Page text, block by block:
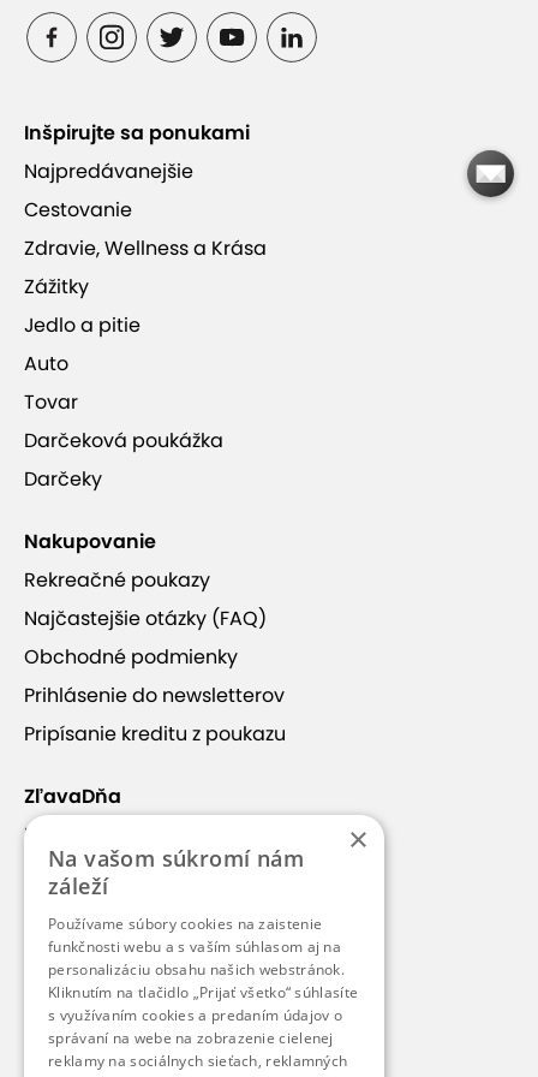
Dve hodiny nerušeného oddychu a relaxu
FLOAT terapia resetuje a harmonizuje vaše telo
ZEN SPA (Hotel Tatra****)
ZEN SPA
ZEN SPA nájdete v Hoteli TATRA**** v centre
Bratislavy. Je to jedinečné miesto s privátnym
wellness, saunami, masážami a tiež unikátnou float
terapiou.
Inšpirujte sa ponukami
Najpredávanejšie
Cestovanie
Zdravie, Wellness a Krása
Zážitky
Jedlo a pitie
Auto
Tovar
Darčeková poukážka
Darčeky
Nakupovanie
Rekreačné poukazy
Najčastejšie otázky (FAQ)
Obchodné podmienky
Prihlásenie do newsletterov
Pripísanie kreditu z poukazu
ZľavaDňa
Náš príbeh
Kontakt
Kariéra
Blog
Pre médiá
Pre partnerov
×
Na vašom súkromí nám
záleží
Používame súbory cookies na zaistenie
funkčnosti webu a s vaším súhlasom aj na
personalizáciu obsahu našich webstránok.
Kliknutím na tlačidlo „Prijať všetko“ súhlasíte
s využívaním cookies a predaním údajov o
správaní na webe na zobrazenie cielenej
reklamy na sociálnych sieťach, reklamných